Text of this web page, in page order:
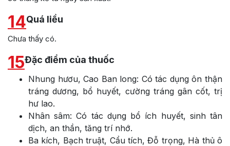
14Quá liều
Chưa thấy có.
15Đặc điểm của thuốc
Nhung hươu, Cao Ban long: Có tác dụng ôn thận
tráng dương, bổ huyết, cường tráng gân cốt, trị
hư lao.
Nhân sâm: Có tác dụng bổ ích huyết, sinh tân
dịch, an thần, tăng trí nhớ.
Ba kích, Bạch truật, Cẩu tích, Đỗ trọng, Hà thủ ô